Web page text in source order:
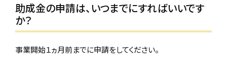
助成金の申請は、いつまでにすればいいです
か？
事業開始１ヵ月前までに申請をしてください。